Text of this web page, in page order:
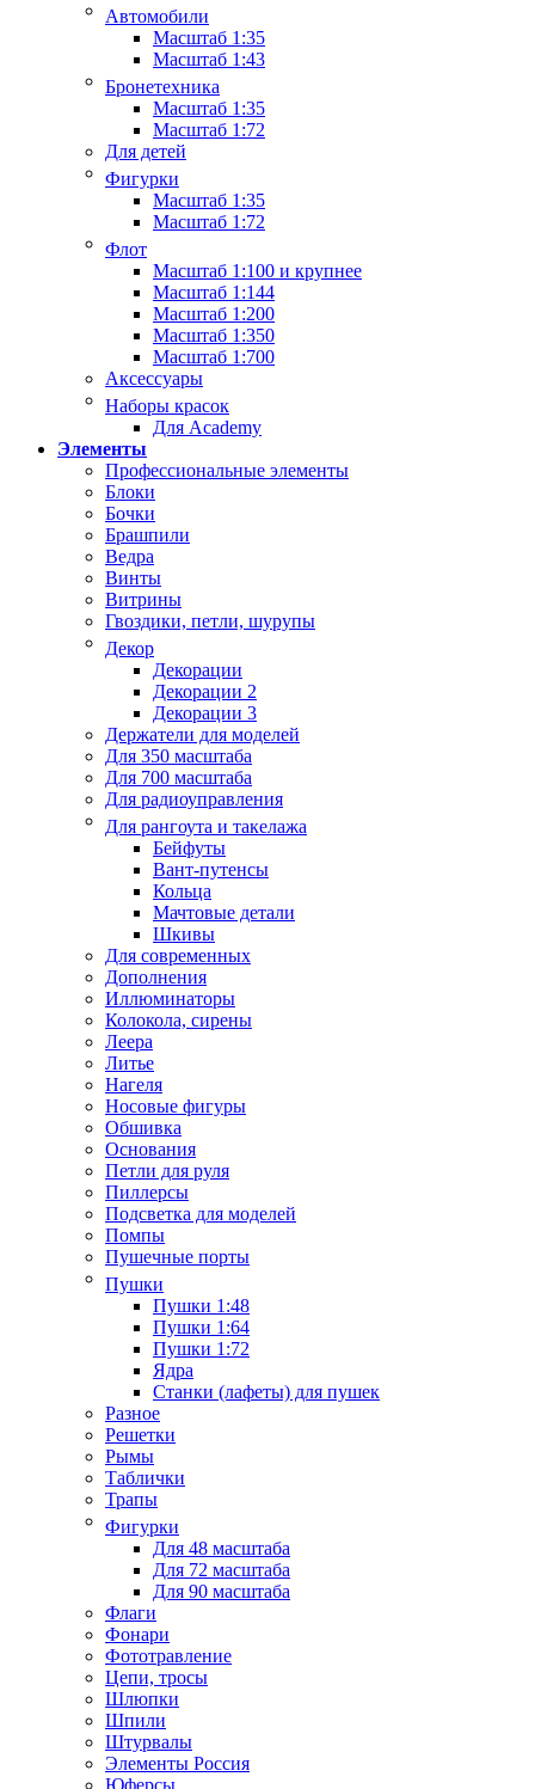
Автомобили
Масштаб 1:35
Масштаб 1:43
Бронетехника
Масштаб 1:35
Масштаб 1:72
Для детей
Фигурки
Масштаб 1:35
Масштаб 1:72
Флот
Масштаб 1:100 и крупнее
Масштаб 1:144
Масштаб 1:200
Масштаб 1:350
Масштаб 1:700
Аксессуары
Наборы красок
Для Academy
Элементы
Профессиональные элементы
Блоки
Бочки
Брашпили
Ведра
Винты
Витрины
Гвоздики, петли, шурупы
Декор
Декорации
Декорации 2
Декорации 3
Держатели для моделей
Для 350 масштаба
Для 700 масштаба
Для радиоуправления
Для рангоута и такелажа
Бейфуты
Вант-путенсы
Кольца
Мачтовые детали
Шкивы
Для современных
Дополнения
Иллюминаторы
Колокола, сирены
Леера
Литье
Нагеля
Носовые фигуры
Обшивка
Основания
Петли для руля
Пиллерсы
Подсветка для моделей
Помпы
Пушечные порты
Пушки
Пушки 1:48
Пушки 1:64
Пушки 1:72
Ядра
Станки (лафеты) для пушек
Разное
Решетки
Рымы
Таблички
Трапы
Фигурки
Для 48 масштаба
Для 72 масштаба
Для 90 масштаба
Флаги
Фонари
Фототравление
Цепи, тросы
Шлюпки
Шпили
Штурвалы
Элементы Россия
Юферсы